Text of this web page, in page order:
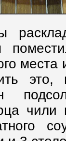
места
это,
чили